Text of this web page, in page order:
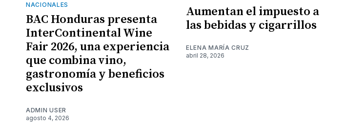
NACIONALES
BAC Honduras presenta
InterContinental Wine
Fair 2026, una experiencia
que combina vino,
gastronomía y beneficios
exclusivos
ADMIN USER
agosto 4, 2026
Aumentan el impuesto a
las bebidas y cigarrillos
ELENA MARÍA CRUZ
abril 28, 2026